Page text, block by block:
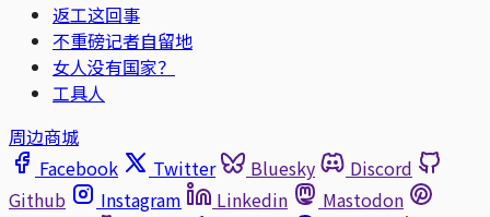
返工这回事
不重磅记者自留地
女人没有国家？
工具人
周边商城
Facebook
Twitter Bluesky
Discord
Github
Instagram Linkedin
Mastodon